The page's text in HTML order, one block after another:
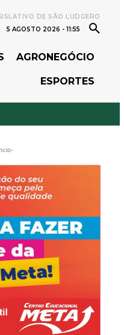
DE SÃO LUDGERO
5 AGOSTO 2026 - 11:55
AGRONEGÓCIO
ESPORTES